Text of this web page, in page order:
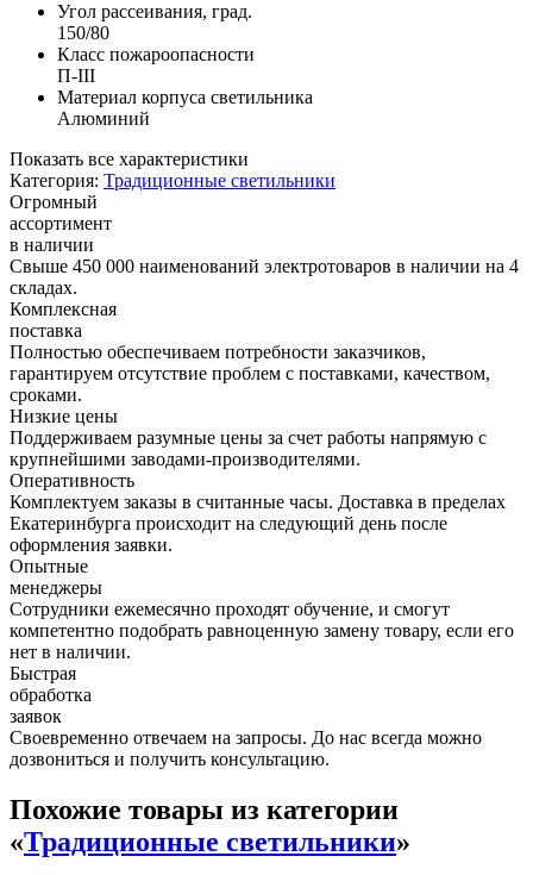
Угол рассеивания, град.
150/80
Класс пожароопасности
П-ІІІ
Материал корпуса светильника
Алюминий
Показать все характеристики
Категория: Традиционные светильники
Огромный
ассортимент
в наличии
Свыше 450 000 наименований электротоваров в наличии на 4
складах.
Комплексная
поставка
Полностью обеспечиваем потребности заказчиков,
гарантируем отсутствие проблем с поставками, качеством,
сроками.
Низкие цены
Поддерживаем разумные цены за счет работы напрямую с
крупнейшими заводами-производителями.
Оперативность
Комплектуем заказы в считанные часы. Доставка в пределах
Екатеринбурга происходит на следующий день после
оформления заявки.
Опытные
менеджеры
Сотрудники ежемесячно проходят обучение, и смогут
компетентно подобрать равноценную замену товару, если его
нет в наличии.
Быстрая
обработка
заявок
Своевременно отвечаем на запросы. До нас всегда можно
дозвониться и получить консультацию.
Похожие товары из категории
«Традиционные светильники»